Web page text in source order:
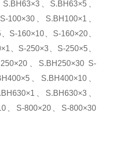
、S.BH63×5、
100×30、S.BH100×1、
S-160×10、S-160×20、
、S-250×3、S-250×5、
、S.BH250×30 S-
、S.BH400×10、
、S.BH630×3、
、S-800×20、S-800×30